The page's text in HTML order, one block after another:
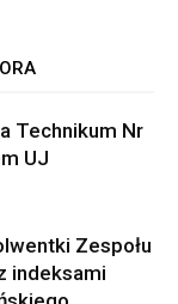
Technikum Nr
UJ
Zespołu
indeksami